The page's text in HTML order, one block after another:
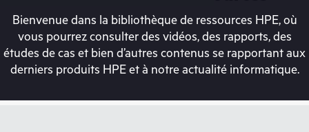
Votre panier est
Bienvenue dans la bibliothèque de ressources HPE, où
vous pourrez consulter des vidéos, des rapports, des
études de cas et bien d’autres contenus se rapportant aux
derniers produits HPE et à notre actualité informatique.